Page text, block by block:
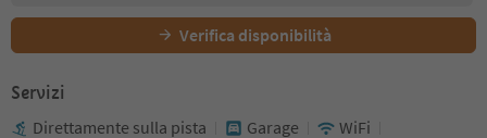
Verifica disponibilità
Servizi
Direttamente sulla pista Garage
WiFi